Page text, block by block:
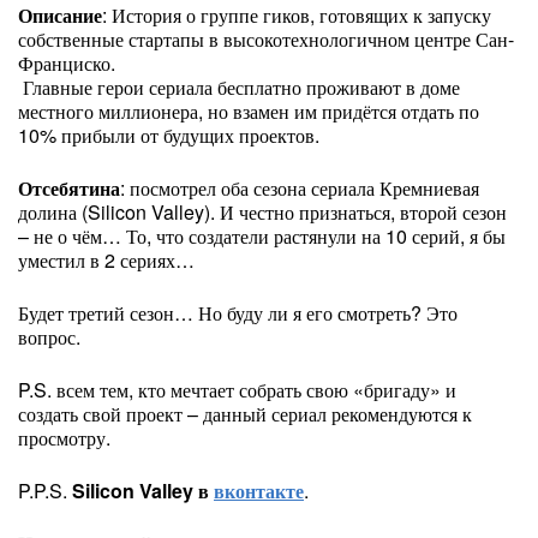
Описание: История о группе гиков, готовящих к запуску
собственные стартапы в высокотехнологичном центре Сан-
Франциско.
Главные герои сериала бесплатно проживают в доме
местного миллионера, но взамен им придётся отдать по
10% прибыли от будущих проектов.
Отсебятина: посмотрел оба сезона сериала Кремниевая
долина (Silicon Valley). И честно признаться, второй сезон
– не о чём… То, что создатели растянули на 10 серий, я бы
уместил в 2 сериях…
Будет третий сезон… Но буду ли я его смотреть? Это
вопрос.
P.S. всем тем, кто мечтает собрать свою «бригаду» и
создать свой проект – данный сериал рекомендуются к
просмотру.
P.P.S. Silicon Valley ввконтакте.